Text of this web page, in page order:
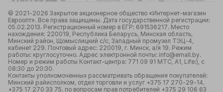
© 2021-2026 Закрытое акционерное общество «Интернет-магазин
Евроопт». Все права защищены. Дата государственной регистрации:
05.02.2013. Регистрационный номер в ЕГР: 691536217. Место
нахождения: 220019, Республика Беларусь, Минская область,
Минский район, Щомыслицкий с/с, Западный промузел ТЭЦ-4,
кабинет 229. Почтовый адрес: 220019, г. Минск, а/я 19. Режим
работы: круглосуточно. Адрес электронной почты: info@emall.by.
Номер и режим работы Контакт-центра: 771 09 91 МТС, А1, Life:), с
08:30 до 20:30.
Контакты уполномоченных рассматривать обращения покупателей:
Минский райисполком, отдел торговли и услуг +375 17 270-29-14,
+375 17 270 33 75, по вопросам прав потребителей +375 29 106 63